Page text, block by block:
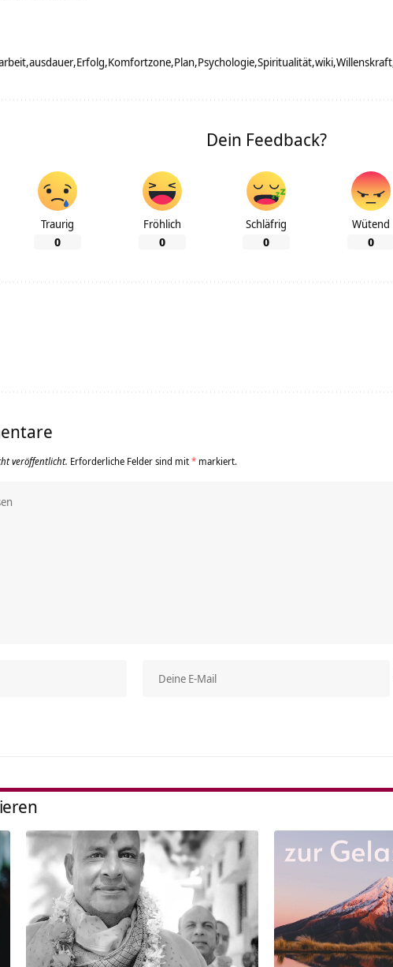
ausdauer Erfolg Komfortzone Plan Psychologie Spiritualität wiki Willenskraft
Dein Feedback?
Traurig
0
Fröhlich
0
Schläfrig
0
Wütend
0
veröffentlicht. Erforderliche Felder sind mit* markiert.